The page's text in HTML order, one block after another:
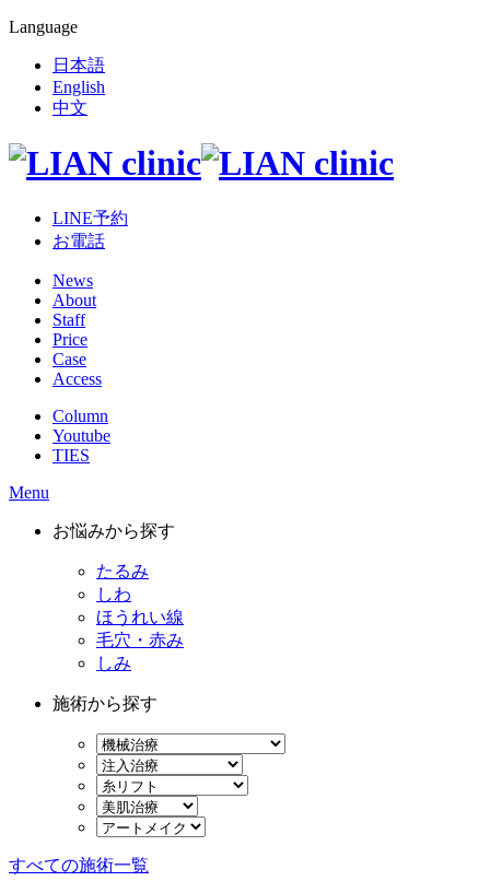
Language
日本語
English
中文
LINE予約
お電話
News
About
Staff
Price
Case
Access
Column
Youtube
TIES
Menu
お悩みから探す
たるみ
しわ
ほうれい線
毛穴・赤み
しみ
施術から探す
すべての施術一覧